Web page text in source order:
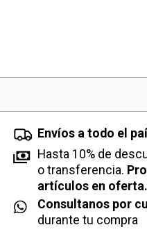
Envíos a todo el
Hasta 10% de
o transferencia.
artículos en oferta.
Consultanos por
durante tu compra